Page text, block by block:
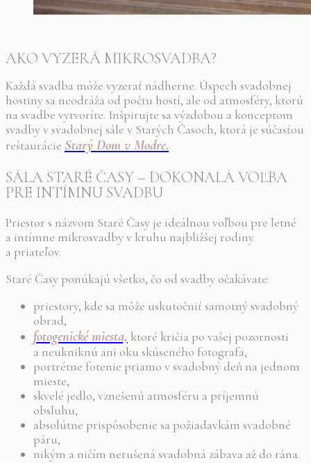
AKO VYZERÁ MIKROSVADBA?
Každá svadba môže vyzerať nádherne. Úspech svadobnej
hostiny sa neodráža od počtu hostí, ale od atmosféry, ktorú
na svadbe vytvoríte. Inšpirujte sa výzdobou a konceptom
svadby v svadobnej sále v Starých Časoch, ktorá je súčasťou
reštaurácie Starý Dom v Modre.
SÁLA STARÉ ČASY – DOKONALÁ VOĽBA
PRE INTÍMNU SVADBU
Priestor s názvom Staré Časy je ideálnou voľbou pre letné
a intímne mikrosvadby v kruhu najbližšej rodiny
a priateľov.
Staré Časy ponúkajú všetko, čo od svadby očakávate:
priestory, kde sa môže uskutočniť samotný svadobný
obrad,
fotogenické miesta, ktoré kričia po vašej pozornosti
a neukniknú ani oku skúseného fotografa,
portrétne fotenie priamo v svadobný deň na jednom
mieste,
skvelé jedlo, vznešenú atmosféru a príjemnú
obsluhu,
absolútne prispôsobenie sa požiadavkám svadobné
páru,
nikým a ničím nerušená svadobná zábava až do rána.